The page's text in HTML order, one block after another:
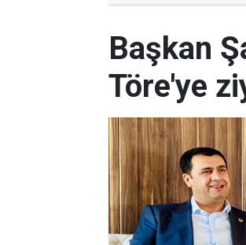
Başkan
Töre'ye